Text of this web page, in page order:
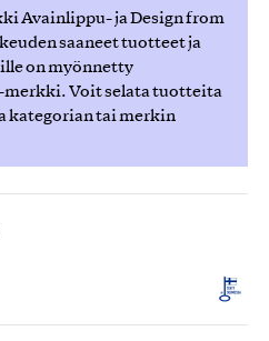
Avainlippu- ja Design from
saaneet tuotteet ja
on myönnetty
Voit selata tuotteita
kategorian tai merkin